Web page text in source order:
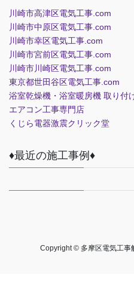
川崎市高津区電気工事.com
川崎市中原区電気工事.com
川崎市幸区電気工事.com
川崎市宮前区電気工事.com
川崎市川崎区電気工事.com
東京都世田谷区電気工事.com
浴室乾燥機・浴室暖房機 取り付
エアコン工事専門店
くじら電器激震クリック堂
♦最近の施工事例♦
Copyright © 多摩区電気工事